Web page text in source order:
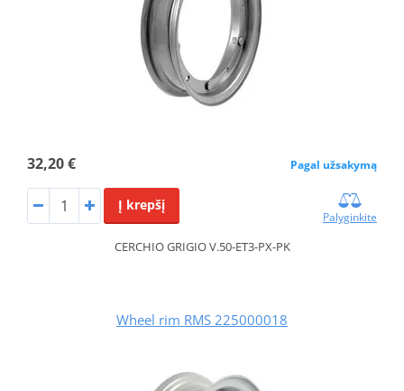
32,20 € Pagal užsakymą
Į krepšį
Palyginkite
CERCHIO GRIGIO V.50-ET3-PX-PK
Wheel rim RMS 225000018